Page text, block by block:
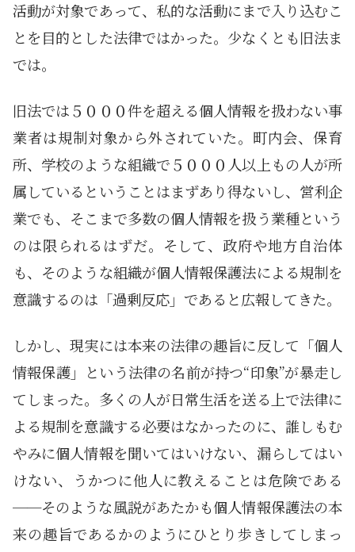
活動が対象であって、私的な活動にまで入り込むこ
とを目的とした法律ではかった。少なくとも旧法ま
では。
旧法では５０００件を超える個人情報を扱わない事
業者は規制対象から外されていた。町内会、保育
所、学校のような組織で５０００人以上もの人が所
属しているということはまずあり得ないし、営利企
業でも、そこまで多数の個人情報を扱う業種という
のは限られるはずだ。そして、政府や地方自治体
も、そのような組織が個人情報保護法による規制を
意識するのは「過剰反応」であると広報してきた。
しかし、現実には本来の法律の趣旨に反して「個人
情報保護」という法律の名前が持つ“印象”が暴走し
てしまった。多くの人が日常生活を送る上で法律に
よる規制を意識する必要はなかったのに、誰しもむ
やみに個人情報を聞いてはいけない、漏らしてはい
けない、うかつに他人に教えることは危険である
──そのような風説があたかも個人情報保護法の本
来の趣旨であるかのようにひとり歩きしてしまっ